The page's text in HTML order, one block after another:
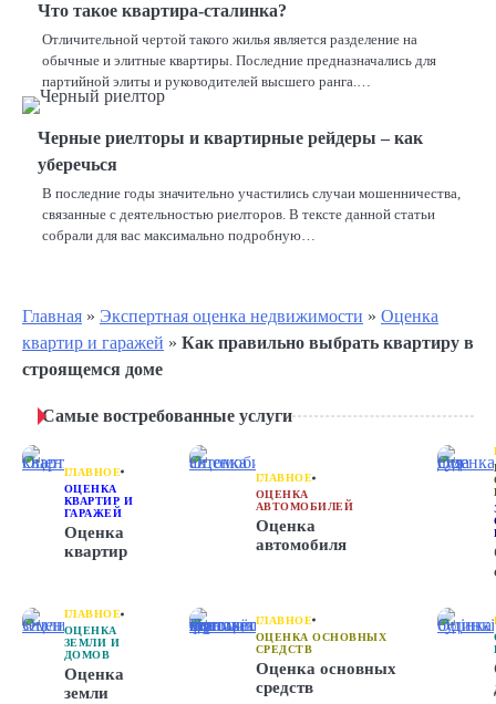
Что такое квартира-сталинка?
Отличительной чертой такого жилья является разделение на
обычные и элитные квартиры. Последние предназначались для
партийной элиты и руководителей высшего ранга.…
Черные риелторы и квартирные рейдеры – как
уберечься
В последние годы значительно участились случаи мошенничества,
связанные с деятельностью риелторов. В тексте данной статьи
собрали для вас максимально подробную…
Главная » Экспертная оценка недвижимости » Оценка
квартир и гаражей » Как правильно выбрать квартиру в
строящемся доме
Самые востребованные услуги
ГЛАВНОЕ
ОЦЕНКА
КВАРТИР И
ГАРАЖЕЙ
Оценка
квартир
ГЛАВНОЕ
ОЦЕНКА
АВТОМОБИЛЕЙ
Оценка
автомобиля
ГЛАВНОЕ
ОЦЕНКА
ЗЕМЛИ И
ДОМОВ
Оценка
земли
ГЛАВНОЕ
ОЦЕНКА ОСНОВНЫХ
СРЕДСТВ
Оценка основных
средств